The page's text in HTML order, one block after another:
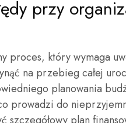
przy
proces, który wymaga
na przebieg całej
planowania
prowadzi do